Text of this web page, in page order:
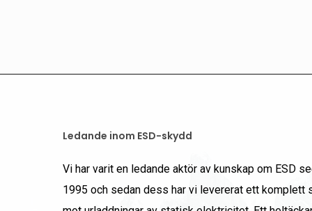
Ledande inom ESD-skydd
Vi har varit en ledande aktör av kunskap om ESD
1995 och sedan dess har vi levererat ett komplett